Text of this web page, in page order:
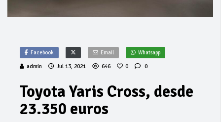
Facebook Email Whatsapp
admin Jul 13, 2021 646 0 0
Toyota Yaris Cross, desde
23.350 euros